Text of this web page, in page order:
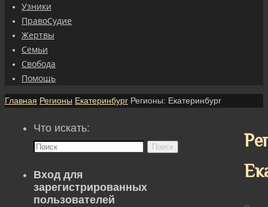
Узники
ПравоСудие
Жертвы
Семьи
Свобода
Помощь
Главная Регионы Екатеринбург Регионы: Екатеринбург
Что искать:
Поиск
Вход для
зарегистрированных
пользователей